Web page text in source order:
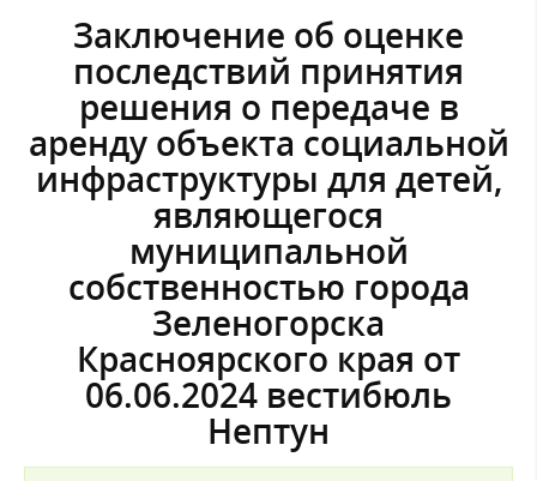
Заключение об оценке
последствий принятия
решения о передаче в
аренду объекта социальной
инфраструктуры для детей,
являющегося
муниципальной
собственностью города
Зеленогорска
Красноярского края от
06.06.2024 вестибюль
Нептун